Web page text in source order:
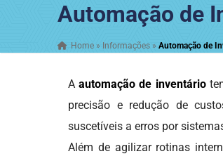
Automação de
Home » Informações »Automação de
Aautomação de inventário
precisão e redução de
suscetíveis a erros por
Além de agilizar rotinas